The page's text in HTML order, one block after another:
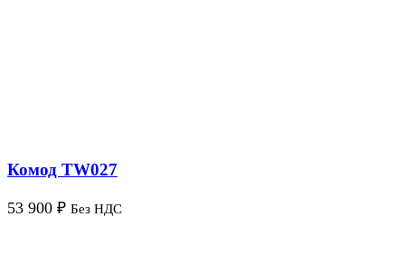
Комод TW027
53 900 ₽ Без НДС